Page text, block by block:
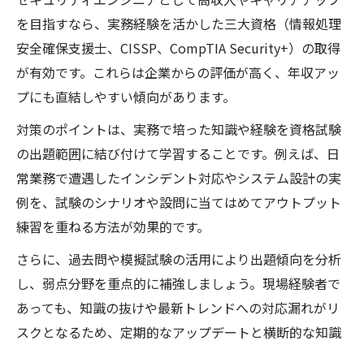
を目指すなら、実務経験を活かした三大資格（情報処理
安全確保支援士、CISSP、CompTIA Security+）の取得
が有効です。これらは企業からの評価が高く、年収アッ
プにも直結しやすい傾向があります。
対策のポイントは、実務で培った知識や経験を資格試験
の出題範囲に結び付けて学習することです。例えば、日
常業務で遭遇したインシデント対応やシステム設計の実
例を、試験のシナリオや設問に当てはめてアウトプット
練習を重ねる方法が効果的です。
さらに、過去問や模擬試験の活用により出題傾向を分析
し、弱点分野を重点的に補強しましょう。現場経験者で
あっても、知識の抜けや最新トレンドへの対応漏れがリ
スクとなるため、定期的なアップデートと横断的な知識